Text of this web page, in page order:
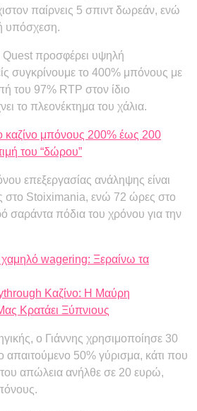
παίρνεις 5 σπιντ δωρεάν, ενώ
υπόσχεση.
Quest προσφέρει υψηλή
συγκρίνουμε το 400% μπόνους με
του 97% RTP στον ίδιο
το πλεονέκτημα του χάλια.
καζίνο μπόνους 200% έως 200
του “δώρου”
επεξεργασίας ανάληψης είναι
στο Stoiximania, ενώ 72 ώρες στο
σαράντα πόδια του χρόνου για την
χαμηλό wagering: Ξεραίνω τα
Καζίνο: Η Μαύρη
Κρατάει Ξύπνιους
ο Γιάννης χρησιμοποίησε 30
απαιτούμενο 50% γύρισμα, κάτι που
του απώλεια ανήλθε σε 20 ευρώ,